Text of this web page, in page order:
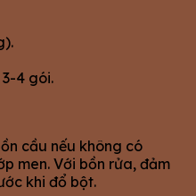
4 gói.
cầu nếu không có
men. Với bồn rửa, đảm
khi đổ bột.